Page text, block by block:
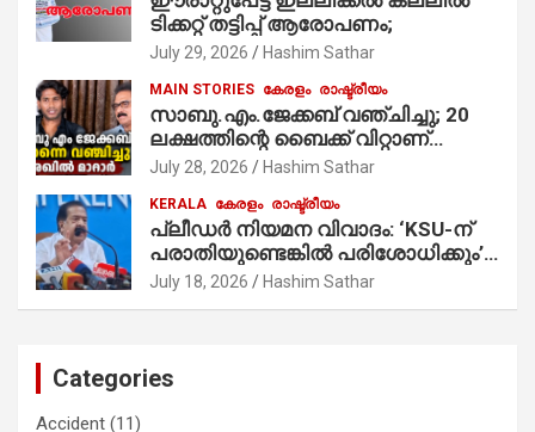
ടിക്കറ്റ് തട്ടിപ്പ് ആരോപണം;
July 29, 2026 Hashim Sathar
MAIN STORIES കേരളം രാഷ്ട്രീയം
സാബു.എം.ജേക്കബ് വഞ്ചിച്ചു; 20
ലക്ഷത്തിന്റെ ബൈക്ക് വിറ്റാണ്
തൃക്കാക്കരയില്‍ മത്സരിച്ചത്!
മാത്രമാണ് ഉണ്ടായിരുന്നത്;
സാബുവിന്റേത് വ്യക്തിപരമായ
നേട്ടത്തിനുള്ള പാര്‍ട്ടി; ഇപ്പോള്‍
ഫോണ്‍ വിളിച്ചാല്‍ എടുക്കില്ല;
തിരഞ്ഞെടുപ്പിലെ ദുരനുഭവങ്ങള്‍
July 28, 2026 Hashim Sathar
KERALA കേരളം രാഷ്ട്രീയം
പ്ലീഡർ നിയമന വിവാദം: ‘KSU-ന്
പരാതിയുണ്ടെങ്കിൽ പരിശോധിക്കും’;
രമേശ് ചെന്നിത്തല
July 18, 2026 Hashim Sathar
Categories
Accident (11)